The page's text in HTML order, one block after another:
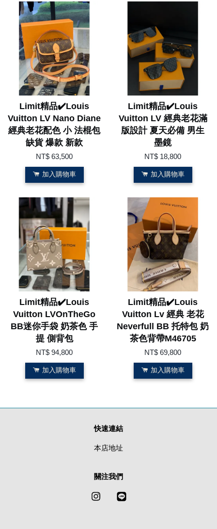
Limit精品✔️Louis
Vuitton LV Nano Diane
經典老花配色 小 法棍包
缺貨 爆款 新款
NT$ 63,500
加入購物車
Limit精品✔️Louis
Vuitton LV 經典老花滿
版設計 夏天必備 男生
墨鏡
NT$ 18,800
加入購物車
Limit精品✔️Louis
Vuitton LVOnTheGo
BB迷你手袋 奶茶色 手
提 側背包
NT$ 94,800
加入購物車
Limit精品✔️Louis
Vuitton Lv 經典 老花
Neverfull BB 托特包 奶
茶色背帶M46705
NT$ 69,800
加入購物車
快速連結
本店地址
關注我們
Instagram